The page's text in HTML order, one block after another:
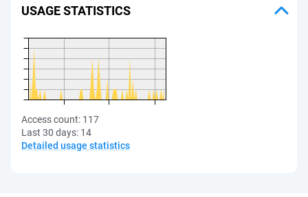
USAGE STATISTICS
Access count: 117
Last 30 days: 14
Detailed usage statistics